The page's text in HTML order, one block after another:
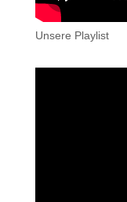
Unsere Playlist